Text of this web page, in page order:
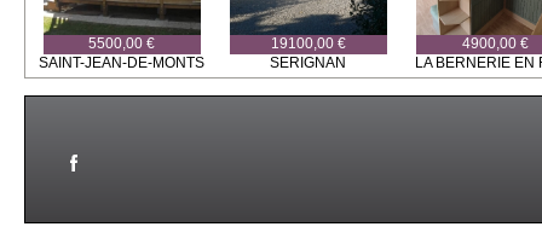
5500,00 €
SAINT-JEAN-DE-MONTS
19100,00 €
SERIGNAN
4900,00 €
LA BERNERIE EN